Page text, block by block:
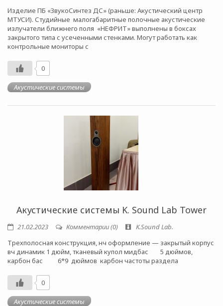
Изделие ПБ «ЗвукоСинтез ДС» (раньше: Акустический центр
МТУСИ). Студийные малогабаритные полочные акустические
излучатели ближнего поля «НЕФРИТ» выполнены в боксах
закрытого типа с усеченными стенками. Могут работать как
контрольные мониторы с
0
Акустические системы
Акустические системы K. Sound Lab Tower
21.02.2023 Комментарии (0)
K.Sound Lab.
Трехполосная конструкция, нч оформление — закрытый корпус
вч динамик 1 дюйм, тканевый купол мидбас 5 дюймов,
карбон бас 6*9 дюймов карбон частоты раздела
0
Акустические системы